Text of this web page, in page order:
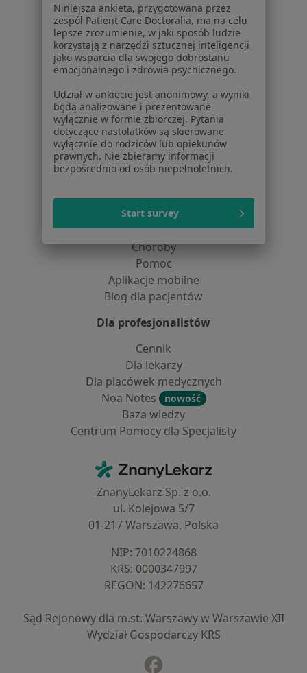
Polityka cookies
Jak działają wyniki wyszukiwania
Dostępność
O nas
Praca
Rekrutujemy!
Partnerzy
Centrum prasowe
Kontakt
Dla pacjentów
Placówki medyczne
Pytania i odpowiedzi
Usługi i zabiegi
Choroby
Pomoc
Aplikacje mobilne
Blog dla pacjentów
Dla profesjonalistów
Cennik
Dla lekarzy
Dla placówek medycznych
Noa Notes
nowość
Baza wiedzy
Centrum Pomocy dla Specjalisty
ZnanyLekarz - Strona główna
ZnanyLekarz Sp. z o.o.
ul. Kolejowa 5/7
01-217 Warszawa, Polska
NIP: ⁠7010224868
KRS: ⁠0000347997
REGON: ⁠142276657
Sąd Rejonowy dla m.st. Warszawy w Warszawie XII
Wydział Gospodarczy KRS
Niniejsza ankieta, przygotowana przez
zespół Patient Care Doctoralia, ma na celu
lepsze zrozumienie, w jaki sposób ludzie
korzystają z narzędzi sztucznej inteligencji
jako wsparcia dla swojego dobrostanu
emocjonalnego i zdrowia psychicznego.
Udział w ankiecie jest anonimowy, a wyniki
będą analizowane i prezentowane
wyłącznie w formie zbiorczej. Pytania
dotyczące nastolatków są skierowane
wyłącznie do rodziców lub opiekunów
prawnych. Nie zbieramy informacji
bezpośrednio od osób niepełnoletnich.
Start survey